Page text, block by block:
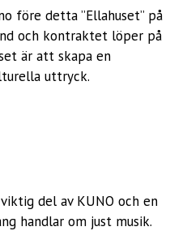
före detta ”Ellahuset” på
och kontraktet löper på
är att skapa en
uttryck.
del av KUNO och en
handlar om just musik.